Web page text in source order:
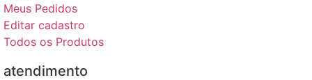
Meus Pedidos
Editar cadastro
Todos os Produtos
atendimento